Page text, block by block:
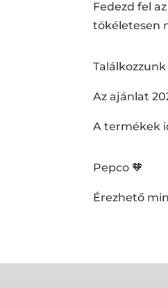
Fedezd fel
tökéletesen
Az ajánlat
A termékek
Pepco 🧡
Érezhető